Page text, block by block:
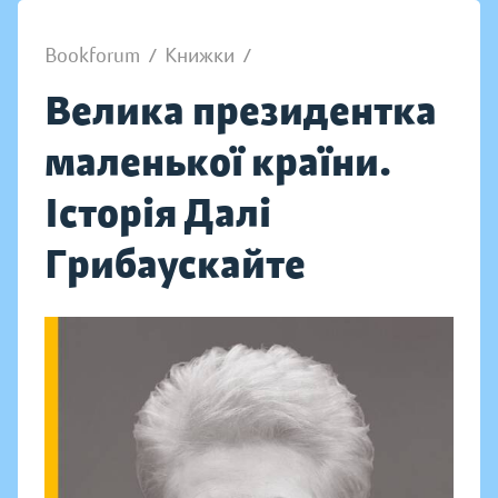
Bookforum / Книжки /
Велика президентка
маленької країни.
Історія Далі
Грибаускайте